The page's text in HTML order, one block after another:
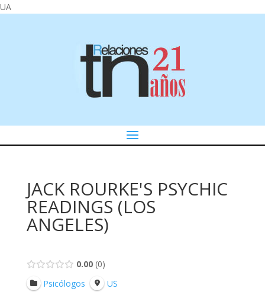
UA
JACK ROURKE'S PSYCHIC
READINGS (LOS
ANGELES)
0.00 0
Psicólogos
US